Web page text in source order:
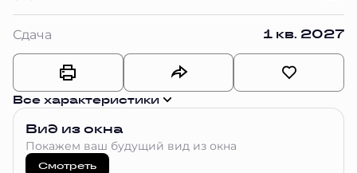
Сдача 1 кв. 2027
Все характеристики
Вид из окна
Покажем ваш будущий вид из окна
Смотреть